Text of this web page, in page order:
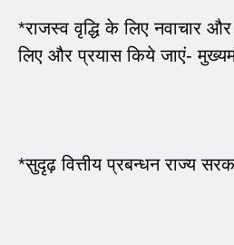
*राजस्व वृद्धि के लिए नवाचार
लिए और प्रयास किये जाएं-
*सुदृढ़ वित्तीय प्रबन्धन राज्य